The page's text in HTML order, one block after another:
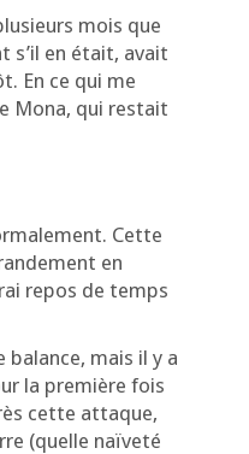
mois que
s’il en était, avait
En ce qui me
Mona, qui res­tait
Cette
en
repos de temps
balance, mais il y a
la pre­mière fois
cette attaque,
(quelle naï­ve­té